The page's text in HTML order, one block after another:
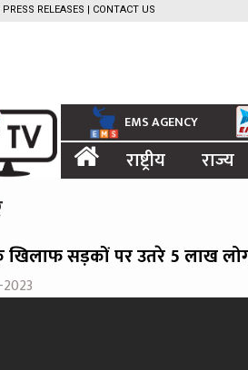
PRESS RELEASES | CONTACT US
EMS AGENCY
राष्ट्रीय राज्य
सड़कों पर उतरे 5 लाख